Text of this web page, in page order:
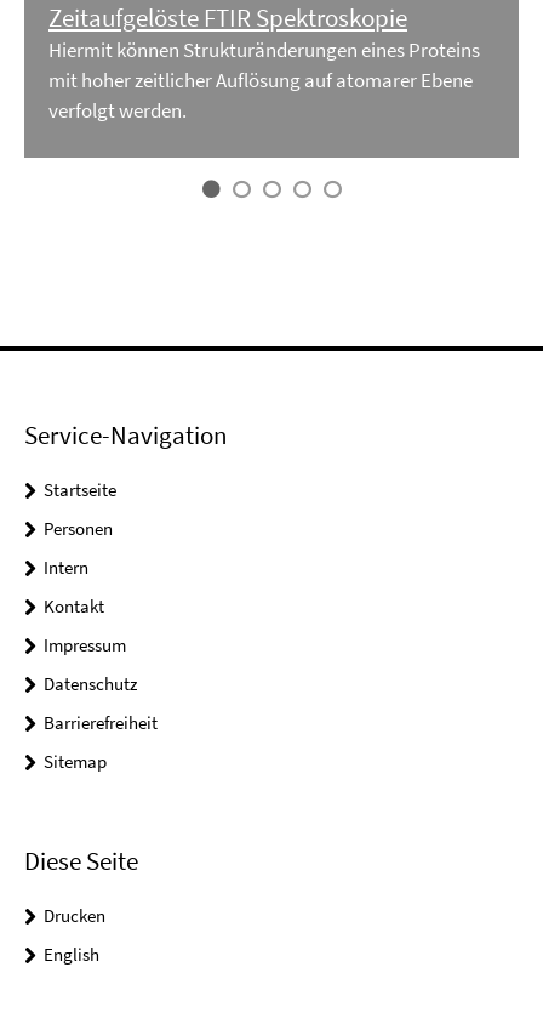
Zeitaufgelöste FTIR Spektroskopie
Hiermit können Strukturänderungen eines Proteins
mit hoher zeitlicher Auflösung auf atomarer Ebene
verfolgt werden.
Service-Navigation
Startseite
Personen
Intern
Kontakt
Impressum
Datenschutz
Barrierefreiheit
Sitemap
Diese Seite
Drucken
English